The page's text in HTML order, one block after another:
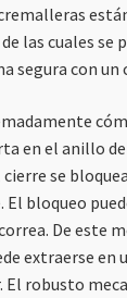
las cuales se
segura con un
en el anillo
se bloquea
bloqueo
De este
extraerse en
El robusto